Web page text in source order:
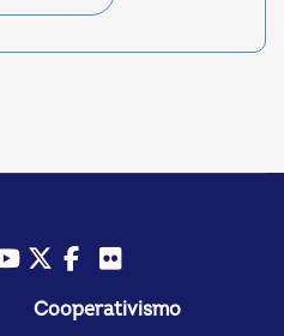
YoutubeTwitter/X
Facebook
Cooperativismo